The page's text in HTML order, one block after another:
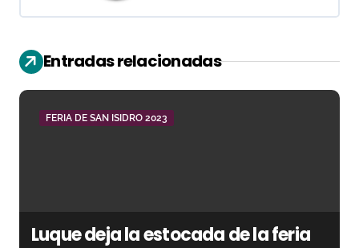
i
ó
n
n
Entradas relacionadas
FERIA DE SAN ISIDRO 2023
Luque deja la estocada de la feria